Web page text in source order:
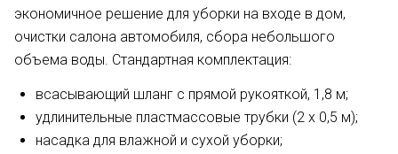
экономичное решение для уборки на входе в дом,
очистки салона автомобиля, сбора небольшого
объема воды. Стандартная комплектация:
всасывающий шланг с прямой рукояткой, 1,8 м;
удлинительные пластмассовые трубки (2 х 0,5 м);
насадка для влажной и сухой уборки;